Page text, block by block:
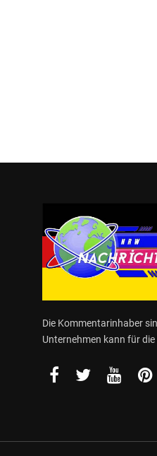
Die Kommentarinhaber
Unternehmen kann für